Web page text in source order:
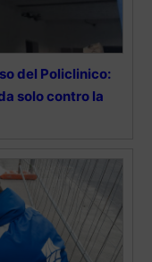
del Policlinico:
solo contro la